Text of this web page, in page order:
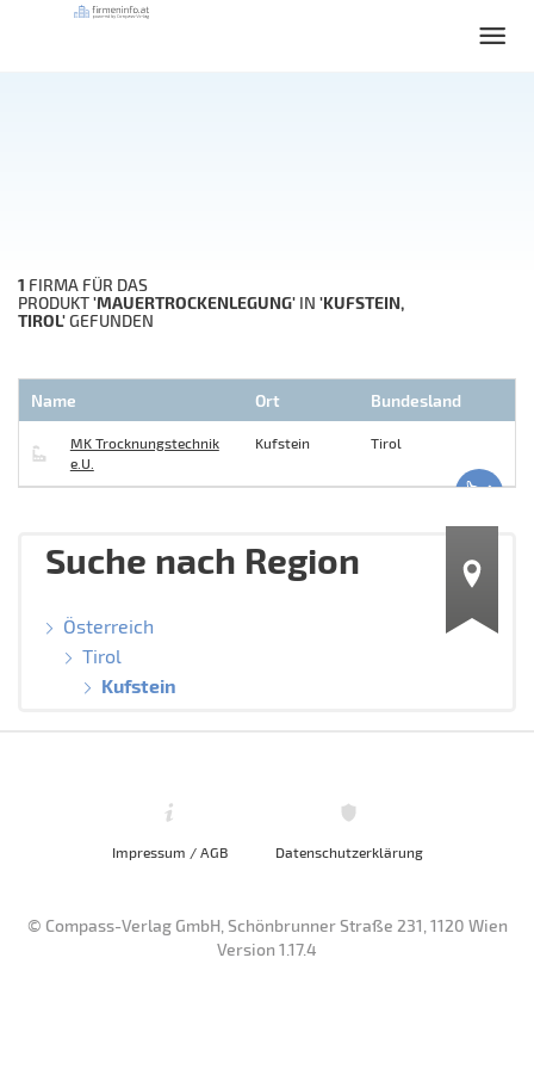
1 FIRMA FÜR DAS
PRODUKT'MAUERTROCKENLEGUNG' IN 'KUFSTEIN,
TIROL'GEFUNDEN
Name Ort Bundesland
MK Trocknungstechnik
e.U.
Kufstein Tirol
Suche nach Region
Österreich
Tirol
Kufstein
Impressum / AGB Datenschutzerklärung
© Compass-Verlag GmbH, Schönbrunner Straße 231, 1120 Wien
Version 1.17.4